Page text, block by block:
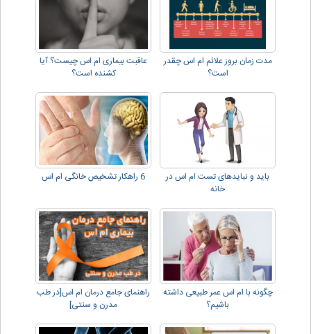
مدت زمان بروز علائم ام اس چقدر
است؟
عاقبت بیماری ام اس چیست؟ آیا
کشنده است؟
باید و نبایدهای تست ام اس در
خانه
6 راهکار تشخیص خانگی ام اس
چگونه با ام اس عمر طبیعی داشته
باشیم؟
راهنمای جامع درمان ام اس[در طب
مدرن و سنتی]